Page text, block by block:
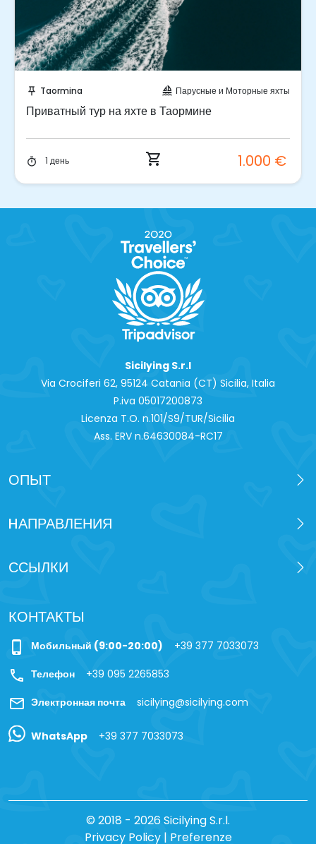
push_pin Taormina sailing Парусные и Моторные яхты
Приватный тур на яхте в Таормине
timer 1 день shopping_cart 1.000 €
Sicilying S.r.l
Via Crociferi 62, 95124 Catania (CT) Sicilia, Italia
P.iva 0‍5017200873
Licenza T.O. n.101/S9/TUR/Sicilia
Ass. ERV n.64630084-RC17
ОПЫТ
HАПРАВЛЕНИЯ
ССЫЛКИ
КОНТАКТЫ
phone_iphone Мобильный (9:00-20:00) +39 377 7033073
call Телефон +39 095 2265853
mail Электронная почта sicilying@sicilying.com
WhatsApp +39 377 7033073
© 2018 - 2026 Sicilying S.r.l.
Privacy Policy| Preferenze